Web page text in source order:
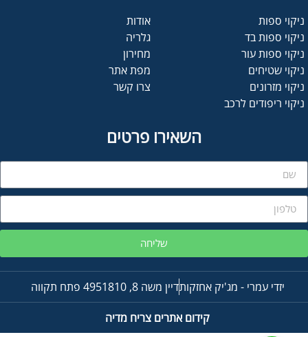
ניקוי ספות
ניקוי ספות בד
ניקוי ספות עור
ניקוי שטיחים
ניקוי מזרונים
ניקוי ריפודים לרכב
אודות
גלריה
מחירון
מפת אתר
צרו קשר
השאירו פרטים
שליחה
יזדי עמרי - מג'יק אחזקותדיין משה 8, 4951810 פתח תקווה
קידום אתרים צריח מדיה